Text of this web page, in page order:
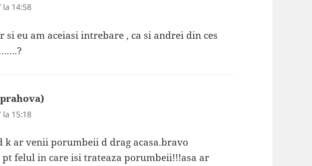
la 14:58
eu am aceiasi intrebare , ca si andrei din ces
la 15:18
k ar venii porumbeii d drag acasa.bravo
felul in care isi trateaza porumbeii!!!asa ar